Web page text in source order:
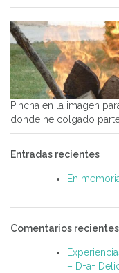
Pincha en la imagen
donde he colgado
Entradas recientes
En
Comentarios recientes
– D=a=